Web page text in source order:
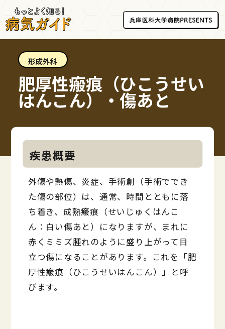
形成外科
肥厚性瘢痕（ひこうせい
はんこん）・傷あと
疾患概要
外傷や熱傷、炎症、手術創（手術ででき
た傷の部位）は、通常、時間とともに落
ち着き、成熟瘢痕（せいじゅくはんこ
ん：白い傷あと）になりますが、まれに
赤くミミズ腫れのように盛り上がって目
立つ傷になることがあります。これを「肥
厚性瘢痕（ひこうせいはんこん）」と呼
びます。